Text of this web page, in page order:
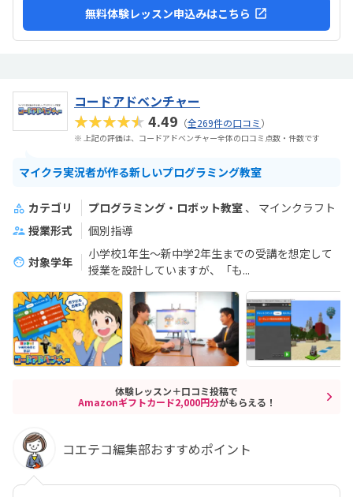
無料体験レッスン申込みはこちら
コードアドベンチャー
★★★★★4.49 （全269件の口コミ）
※ 上記の評価は、コードアドベンチャー全体の口コミ点数・件数です
マイクラ実況者が作る新しいプログラミング教室
カテゴリ プログラミング・ロボット教室
マインクラフト
授業形式
個別指導
対象学年
小学校1年生～新中学2年生までの受講を想定して
授業を設計していますが、「も...
体験レッスン＋口コミ投稿で
Amazonギフトカード2,000円分がもらえる！
コエテコ編集部おすすめポイント